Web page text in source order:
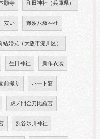
願寺 和田神社（兵庫県）
安い 難波八坂神社
結婚式（大阪市淀川区）
生田神社 新作衣裳
前撮り ハート窓
虎ノ門金刀比羅宮
渋谷氷川神社